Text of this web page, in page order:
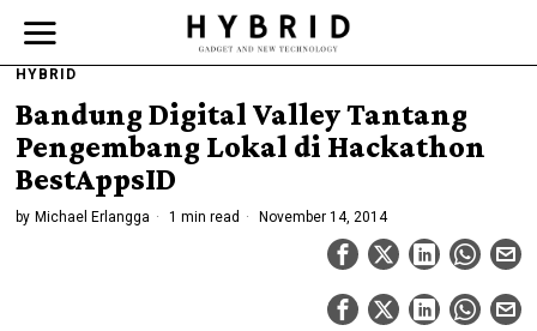
HYBRID
Bandung Digital Valley Tantang
Pengembang Lokal di Hackathon
BestAppsID
by Michael Erlangga 1 min read November 14, 2014